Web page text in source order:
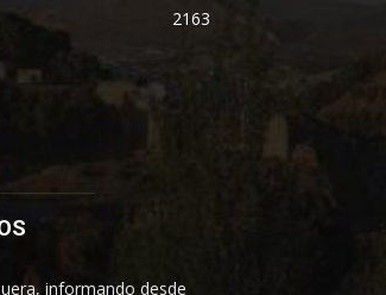
2163
informando desde